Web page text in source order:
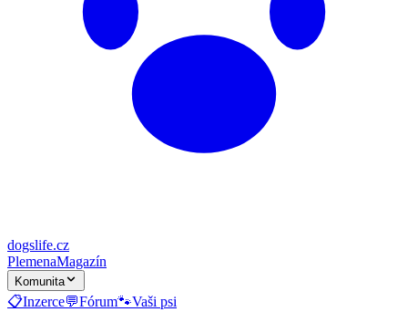
dogslife.cz
PlemenaMagazín
Komunita
📋Inzerce💬Fórum🐾Vaši psi